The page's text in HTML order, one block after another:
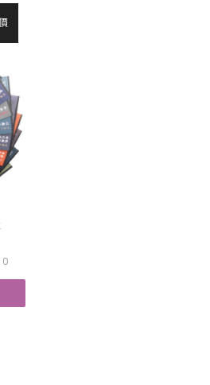
前
格：